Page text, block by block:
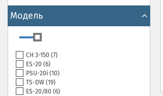
Модель
CH 3-150 (7)
ES-20 (6)
PSU-20i (10)
TS-DW (19)
ЕS-20/80 (6)